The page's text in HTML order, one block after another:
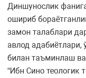
Диншунослик
ошириб
замон талаблари
авлод адабиётлари,
билан таъминлаш
“Ибн Сино теологик